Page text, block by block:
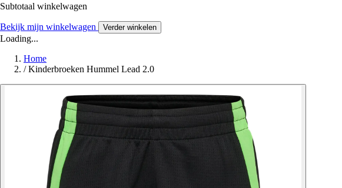
Subtotaal winkelwagen
Bekijk mijn winkelwagen Verder winkelen
Loading...
Home
/ Kinderbroeken Hummel Lead 2.0